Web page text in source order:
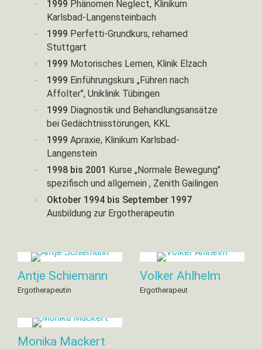
1999 Phänomen Neglect, Klinikum
Karlsbad-Langensteinbach
1999 Perfetti-Grundkurs, rehamed
Stuttgart
1999 Motorisches Lernen, Klinik Elzach
1999 Einführungskurs „Führen nach
Affolter", Uniklinik Tübingen
1999 Diagnostik und Behandlungsansätze
bei Gedächtnisstörungen, KKL
1999 Apraxie, Klinikum Karlsbad-
Langenstein
1998 bis 2001 Kurse „Normale Bewegung"
spezifisch und allgemein , Zenith Gailingen
Oktober 1994 bis September 1997
Ausbildung zur Ergotherapeutin
Antje Schiemann
Ergotherapeutin
Volker Ahlhelm
Ergotherapeut
Monika Mackert